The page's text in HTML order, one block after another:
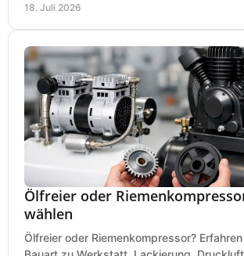
18. Juli 2026
Ölfreier oder
wählen
Ölfreier oder Riemenkompressor?